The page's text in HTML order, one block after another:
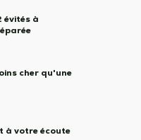
évités à
cher qu'une
à votre écoute